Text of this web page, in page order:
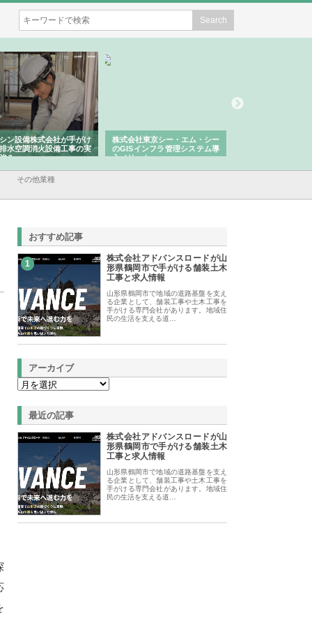
ン設備株式会社が手がけ
水空調消火設備工事の実
み
株式会社東京シー・エム・シー
のGISインフラ管理システム導
入メリット
その他業種
おすすめ記事
1
株式会社アドバンスロードが山
形県鶴岡市で手がける舗装土木
工事と求人情報
山形県鶴岡市で地域の道路基盤を支え
る企業として、舗装工事や土木工事を
手がける専門会社があります。地域住
民の生活を支える道…
アーカイブ
最近の記事
株式会社アドバンスロードが山
形県鶴岡市で手がける舗装土木
工事と求人情報
山形県鶴岡市で地域の道路基盤を支え
る企業として、舗装工事や土木工事を
手がける専門会社があります。地域住
民の生活を支える道…